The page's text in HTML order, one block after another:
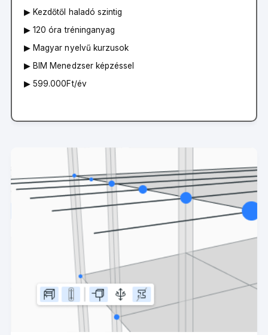
▶︎ Kezdőtől haladó szintig
▶︎ 120 óra tréninganyag
▶︎ Magyar nyelvű kurzusok
▶︎ BIM Menedzser képzéssel
▶︎ 599.000Ft/év